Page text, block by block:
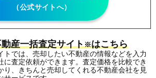
（公式サイトへ）
産一括査定サイト※はこちら
では、売却したい不動産の情報などを入力
に査定依頼ができます。査定価格を比較でき
り、きちんと売却してくれる不動産会社を見